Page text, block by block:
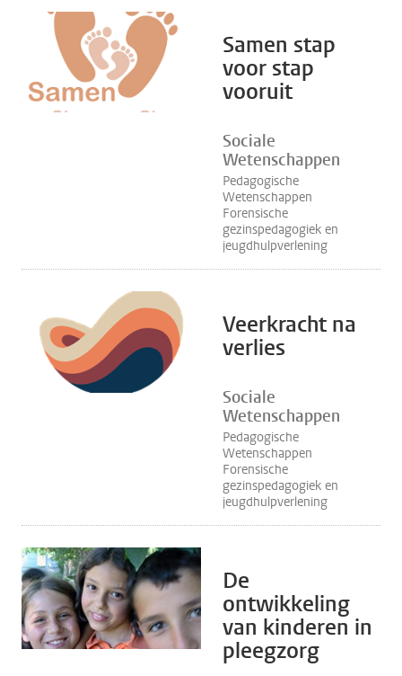
Samen stap
voor stap
vooruit
Sociale
Wetenschappen
Pedagogische
Wetenschappen
Forensische
gezinspedagogiek en
jeugdhulpverlening
Veerkracht na
verlies
Sociale
Wetenschappen
Pedagogische
Wetenschappen
Forensische
gezinspedagogiek en
jeugdhulpverlening
De
ontwikkeling
van kinderen in
pleegzorg